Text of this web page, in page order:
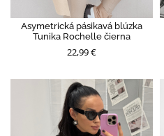
Asymetrická pásikavá blúzka
Tunika Rochelle čierna
22,99 €